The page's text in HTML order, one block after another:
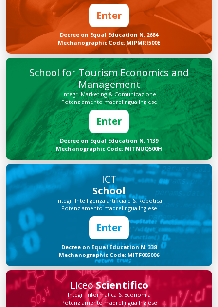
Enter
Decree on Equal Education N. 2684
Mechanographic Code: MIPMRI500E
School for Tourism Economics and
Management
Integr. Marketing & Comunicazione
Potenziamento madrelingua Inglese
Enter
Decree on Equal Education N. 1139
Mechanographic Code: MITNUQ500H
ICT
School
Integr. Intelligenza artificiale & Robotica
Potenziamento madrelingua Inglese
Enter
Decree on Equal Education N. 338
Mechanographic Code: MITF005006
LiceoScientifico
Integr. Informatica & Economia
Potenziamento madrelingua Inglese